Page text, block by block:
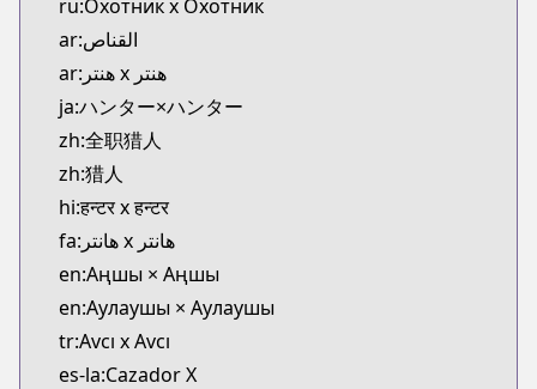
Viz
https://www.viz.com/shonenjump/chapters/
MANGA Plus
MANGA Plus
https://mangaplus.shueisha.co.jp/titles/700012
Shonen Jump Plus
Shonen Jump Plus
https://shonenjumpplus.com/episode/
MANGA Plus
MANGA Plus
https://mangaplus.shueisha.co.jp/titles/100015
ru:Охотник х Охотник
ar:القناص
ar:هنتر x هنتر
ja:ハンター×ハンター
zh:全职猎人
zh:猎人
hi:हन्टर x हन्टर
fa:هانتر x هانتر
en:Аңшы × Аңшы
en:Аулаушы × Аулаушы
tr:Avcı x Avcı
es-la:Cazador X